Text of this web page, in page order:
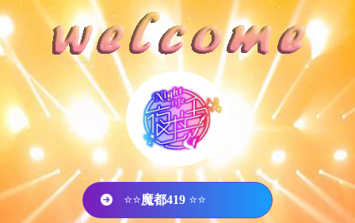
⭐⭐魔都419 ⭐⭐